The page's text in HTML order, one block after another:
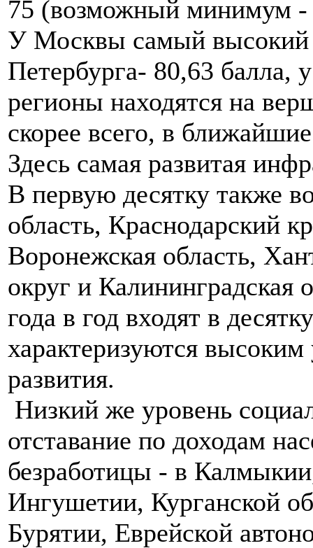
75 (возможный минимум
У Москвы самый высокий
Петербурга- 80,63 балла,
регионы находятся на
скорее всего, в
Здесь самая развитая
В первую десятку также
область, Краснодарский
Воронежская область,
округ и Калининградская
года в год входят в
характеризуются
развития.
Низкий же уровень
отставание по доходам
безработицы - в
Ингушетии, Курганской
Бурятии, Еврейской